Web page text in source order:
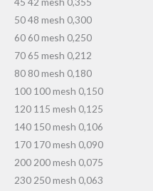
50 48 mesh 0,300
60 60 mesh 0,250
70 65 mesh 0,212
80 80 mesh 0,180
100 100 mesh 0,150
120 115 mesh 0,125
140 150 mesh 0,106
170 170 mesh 0,090
200 200 mesh 0,075
230 250 mesh 0,063